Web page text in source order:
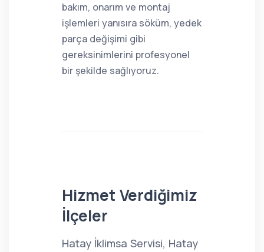
bakım, onarım ve montaj
işlemleri yanısıra söküm, yedek
parça değişimi gibi
gereksinimlerini profesyonel
bir şekilde sağlıyoruz.
Hizmet Verdiğimiz
İlçeler
Hatay İklimsa Servisi, Hatay